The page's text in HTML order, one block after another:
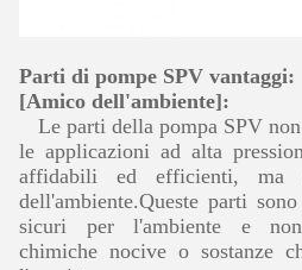
Parti di pompe SPV vantaggi:
[Amico dell'ambiente]:
Le parti della pompa SPV
le applicazioni ad alta
affidabili ed efficienti, ma
dell'ambiente.Queste parti
sicuri per l'ambiente e non
chimiche nocive o sostanze